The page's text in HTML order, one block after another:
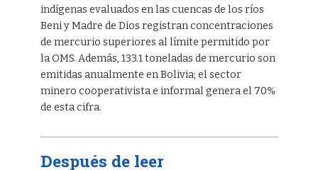
indígenas evaluados en las cuencas de los ríos
Beni y Madre de Dios registran concentraciones
de mercurio superiores al límite permitido por
la OMS. Además, 133.1 toneladas de mercurio son
emitidas anualmente en Bolivia; el sector
minero cooperativista e informal genera el 70%
de esta cifra.
Después de leer